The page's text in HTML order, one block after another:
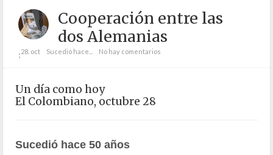
Cooperación entre las
dos Alemanias
;28. oct Sucedió hace... No hay comentarios
Un día como hoy
El Colombiano, octubre 28
Sucedió hace 50 años